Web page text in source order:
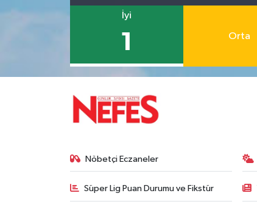
İyi
1 Orta
Nöbetçi Eczaneler
Süper Lig Puan Durumu ve Fikstür